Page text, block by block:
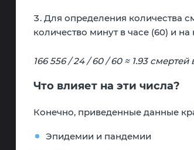
Для определения количества
количество минут в часе (60) и
166 556 / 24 / 60 / 60 ≈ 1.93 смертей
Что влияет на эти числа?
Конечно, приведенные данные
Эпидемии и пандемии